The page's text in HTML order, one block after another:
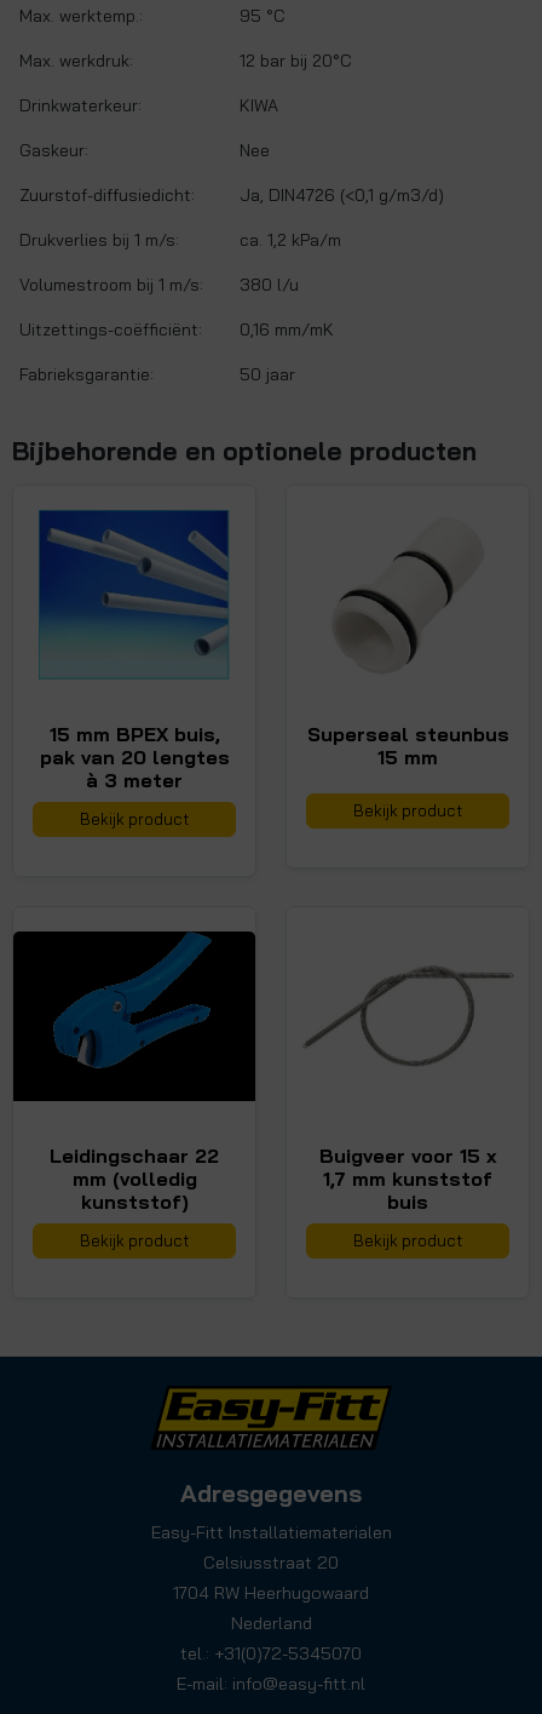
Max. werktemp.: 95 °C
Max. werkdruk: 12 bar bij 20°C
Drinkwaterkeur: KIWA
Gaskeur: Nee
Zuurstof-diffusiedicht: Ja, DIN4726 (<0,1 g/m3/d)
Drukverlies bij 1 m/s: ca. 1,2 kPa/m
Volumestroom bij 1 m/s: 380 l/u
Uitzettings-coëfficiënt: 0,16 mm/mK
Fabrieksgarantie: 50 jaar
Bijbehorende en optionele producten
15 mm BPEX buis,
pak van 20 lengtes
à 3 meter
Bekijk product
Superseal steunbus
15 mm
Bekijk product
Leidingschaar 22
mm (volledig
kunststof)
Bekijk product
Buigveer voor 15 x
1,7 mm kunststof
buis
Bekijk product
Adresgegevens
Easy-Fitt Installatiematerialen
Celsiusstraat 20
1704 RW Heerhugowaard
Nederland
tel.: +31(0)72-5345070
E-mail: info@easy-fitt.nl